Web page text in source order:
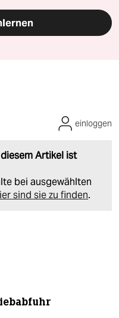
Artikel ist
bei ausgewählten
sind sie zu finden.
einloggen